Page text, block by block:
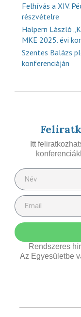
Felhívás a XIV.
részvételre
Halpern László
MKE 2025. évi
Szentes Balázs
konferenciáján
Itt
Rendszeres
Az Egyesületbe